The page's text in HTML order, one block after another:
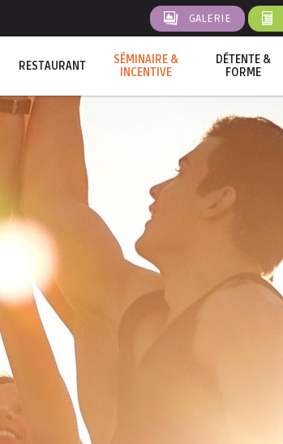
GALERIE
RESTAURANT
SÉMINAIRE &
INCENTIVE
DÉTENTE &
FORME